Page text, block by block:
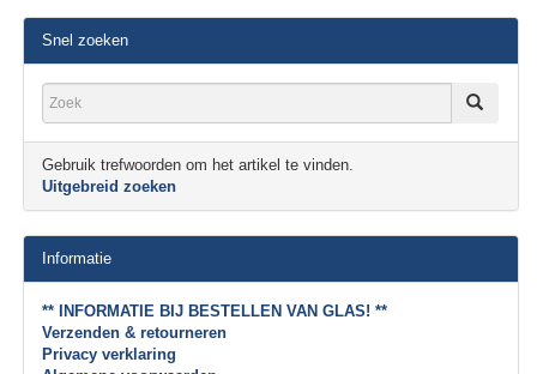
Snel zoeken
Gebruik trefwoorden om het artikel te vinden.
Uitgebreid zoeken
Informatie
** INFORMATIE BIJ BESTELLEN VAN GLAS! **
Verzenden & retourneren
Privacy verklaring